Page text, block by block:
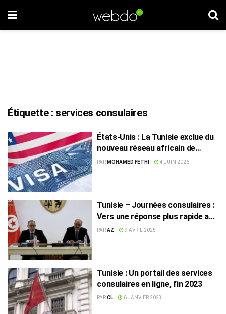
Étiquette : services consulaires
États-Unis : La Tunisie exclue du
nouveau réseau africain de
traitement des visas
PAR MOHAMED FETHI 4 JUIN 2026
Tunisie – Journées consulaires :
Vers une réponse plus rapide aux
besoins de la diaspora
PARAZ 9 AVRIL 2025
Tunisie : Un portail des services
consulaires en ligne, fin 2023
PARCL 6 JANVIER 2023